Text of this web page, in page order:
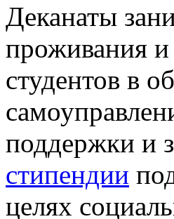
Деканаты
проживания и
студентов в
поддержки и
стипендии
целях